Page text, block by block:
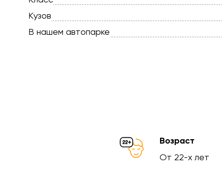
Кузов
В нашем автопарке
Возраст
От 22-х лет